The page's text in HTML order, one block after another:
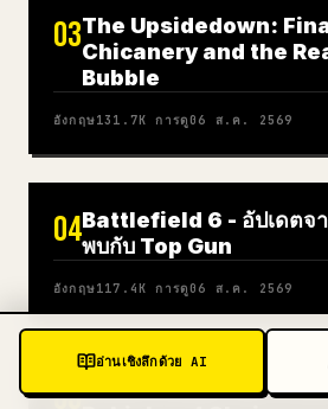
อ่านเชิงลึกด้วย AI
03The Upsidedown:
Chicanery and the
Bubble
อังกฤษ131.7K การดู06 ส.ค. 2569
04Battlefield 6 - อัปเดตจ
พบกับ Top Gun
อังกฤษ117.4K การดู06 ส.ค. 2569
05Pools.trade: วิธีการใหม่